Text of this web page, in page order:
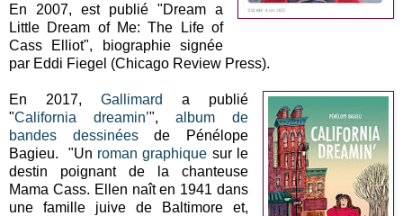
En 2007, est publié "Dream a
Little Dream of Me: The Life of
Cass Elliot", biographie signée
par Eddi Fiegel (Chicago Review Press).
En 2017,Gallimard
a publié
"California dreamin’",album de
bandes dessinéesde Pénélope
Bagieu. "Un roman graphique sur le
destin poignant de la chanteuse
Mama Cass. Ellen naît en 1941 dans
une famille juive de Baltimore et,